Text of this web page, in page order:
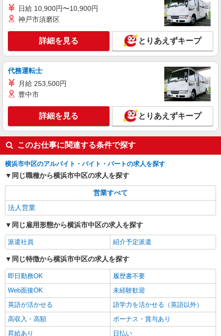
日給 10,900円〜10,900円
神戸市須磨区
詳細を見る とりあえずキープ
代務運転士
月給 253,500円
豊中市
詳細を見る とりあえずキープ
このお仕事に関連する条件で探す
横浜市中区のアルバイト・バイト・パートの求人を探す
同じ職種から横浜市中区の求人を探す
営業すべて
法人営業
同じ雇用形態から横浜市中区の求人を探す
派遣社員 紹介予定派遣
同じ特徴から横浜市中区の求人を探す
即日勤務OK
履歴書不要
Web面接OK
未経験歓迎
英語が活かせる
語学力を活かせる（英語以外）
高収入・高額
ボーナス・賞与あり
昇給あり
日払い